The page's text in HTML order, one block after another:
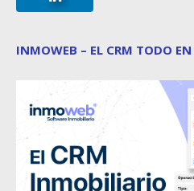
INMOWEB – EL CRM TODO